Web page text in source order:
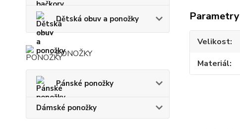
Dětská obuv a ponožky
PONOŽKY
Pánské ponožky
Dámské ponožky
Parametry
Velikost
Materiál